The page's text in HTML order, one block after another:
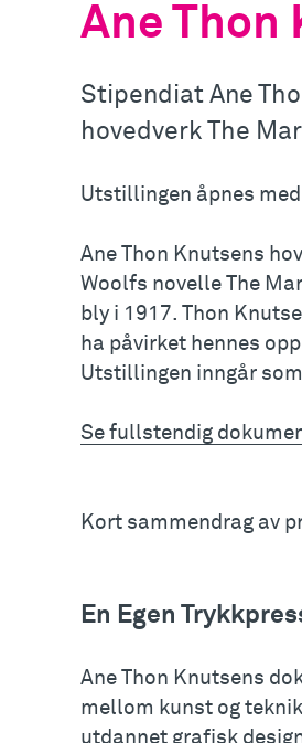
Ane Thon
Stipendiat Ane
hovedverk The
Utstillingen åpnes
Ane Thon Knutsens
Woolfs novelle The
bly i 1917. Thon
ha påvirket hennes
Utstillingen inngår
Se fullstendig
Kort sammendrag av
En Egen
Ane Thon Knutsens
mellom kunst og
utdannet grafisk